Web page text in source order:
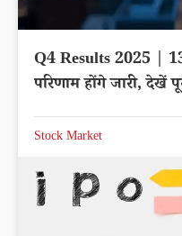
Q4 Results 2025 |
परिणाम होंगे जारी, देखें
Stock Market